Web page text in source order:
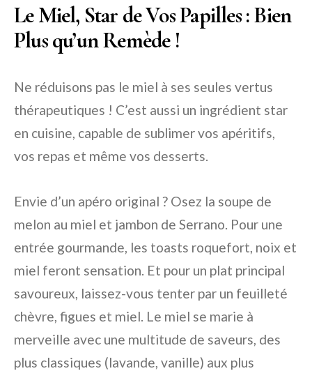
Le Miel, Star de Vos Papilles : Bien
Plus qu’un Remède !
Ne réduisons pas le miel à ses seules vertus
thérapeutiques ! C’est aussi un ingrédient star
en cuisine, capable de sublimer vos apéritifs,
vos repas et même vos desserts.
Envie d’un apéro original ? Osez la soupe de
melon au miel et jambon de Serrano. Pour une
entrée gourmande, les toasts roquefort, noix et
miel feront sensation. Et pour un plat principal
savoureux, laissez-vous tenter par un feuilleté
chèvre, figues et miel. Le miel se marie à
merveille avec une multitude de saveurs, des
plus classiques (lavande, vanille) aux plus